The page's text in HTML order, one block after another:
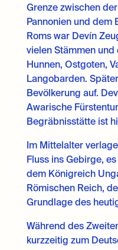
Grenze zwischen
Pannonien und dem
Roms war Devín
vielen Stämmen und
Hunnen, Ostgoten,
Langobarden.
Bevölkerung auf.
Awarische
Begräbnisstätte ist
Im Mittelalter
Fluss ins Gebirge,
dem Königreich
Römischen Reich,
Grundlage des
Während des
kurzzeitig zum